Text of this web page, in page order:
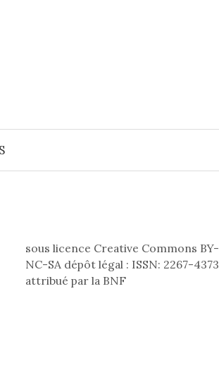
sous licence Creative Commons BY-
NC-SA dépôt légal : ISSN: 2267-4373
attribué par la BNF